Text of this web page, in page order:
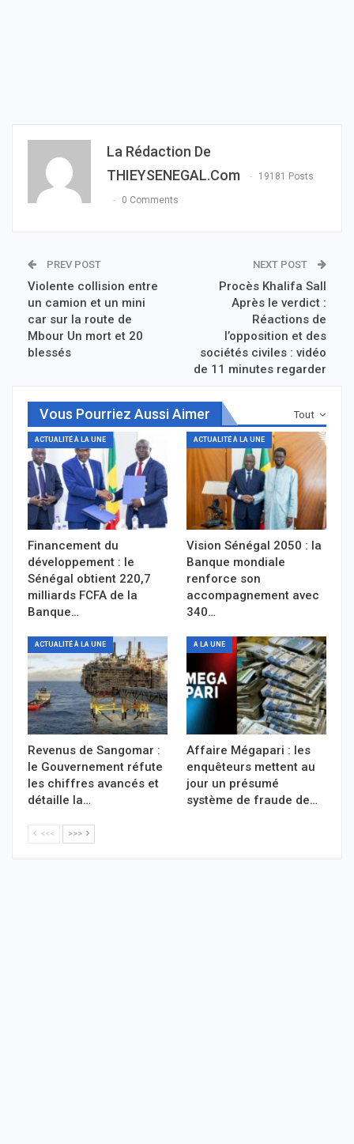
La Rédaction De
THIEYSENEGAL.com
19181 Posts
0 Comments
PREV POST
Violente collision entre
un camion et un mini
car sur la route de
Mbour Un mort et 20
blessés
NEXT POST
Procès Khalifa Sall
Après le verdict :
Réactions de
l’opposition et des
sociétés civiles : vidéo
de 11 minutes regarder
Tout
Vous Pourriez Aussi Aimer
ACTUALITÉ À LA UNE
Financement du
développement : le
Sénégal obtient 220,7
milliards FCFA de la
Banque…
ACTUALITÉ À LA UNE
Vision Sénégal 2050 : la
Banque mondiale
renforce son
accompagnement avec
340…
ACTUALITÉ À LA UNE
Revenus de Sangomar :
le Gouvernement réfute
les chiffres avancés et
détaille la…
A LA UNE
Affaire Mégapari : les
enquêteurs mettent au
jour un présumé
système de fraude de…
<<< >>>